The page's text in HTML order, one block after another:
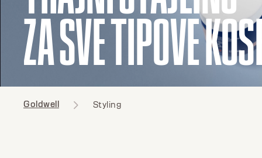
ZA SVE TIPOVE
Goldwell Styling